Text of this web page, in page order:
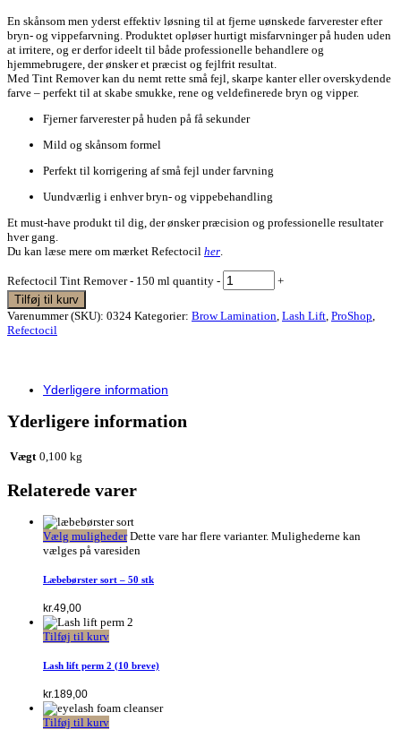
En skånsom men yderst effektiv løsning til at fjerne uønskede farverester efter
bryn- og vippefarvning. Produktet opløser hurtigt misfarvninger på huden uden
at irritere, og er derfor ideelt til både professionelle behandlere og
hjemmebrugere, der ønsker et præcist og fejlfrit resultat.
Med Tint Remover kan du nemt rette små fejl, skarpe kanter eller overskydende
farve – perfekt til at skabe smukke, rene og veldefinerede bryn og vipper.
Fjerner farverester på huden på få sekunder
Mild og skånsom formel
Perfekt til korrigering af små fejl under farvning
Uundværlig i enhver bryn- og vippebehandling
Et must-have produkt til dig, der ønsker præcision og professionelle resultater
hver gang.
Du kan læse mere om mærket Refectocil her.
Refectocil Tint Remover - 150 ml quantity -
+
Tilføj til kurv
Varenummer (SKU): 0324 Kategorier: Brow Lamination, Lash Lift, ProShop,
Refectocil
Yderligere information
Yderligere information
Vægt 0,100 kg
Relaterede varer
Vælg muligheder Dette vare har flere varianter. Mulighederne kan
vælges på varesiden
Læbebørster sort – 50 stk
kr.49,00
Tilføj til kurv
Lash lift perm 2 (10 breve)
kr.189,00
Tilføj til kurv